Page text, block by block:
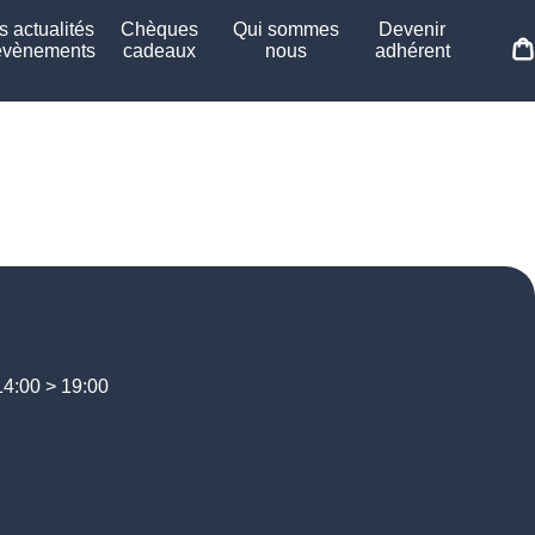
actualités
Chèques
cadeaux
Qui sommes
nous
Devenir
adhérent
> 19:00